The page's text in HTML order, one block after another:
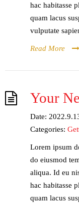
hac habitasse
quam lacus
vulputate
Read More
Your
Date:
Categories:
Lorem ipsum
do eiusmod
aliqua. Id eu
hac habitasse
quam lacus